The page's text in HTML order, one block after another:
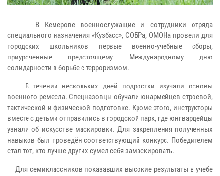
В Кемерове военнослужащие и сотрудники отряда
специального назначения «Кузбасс», СОБРа, ОМОНа провели для
городских школьников первые военно-учебные сборы,
приуроченные предстоящему Международному дню
солидарности в борьбе с терроризмом.
В течении нескольких дней подростки изучали основы
военного ремесла. Спецназовцы обучали юнармейцев строевой,
тактической и физической подготовке. Кроме этого, инструкторы
вместе с детьми отправились в городской парк, где юнгвардейцы
узнали об искусстве маскировки. Для закрепления полученных
навыков был проведён соответствующий конкурс. Победителем
стал тот, кто лучше других сумел себя замаскировать.
Для семиклассников показавших высокие результаты в учебе